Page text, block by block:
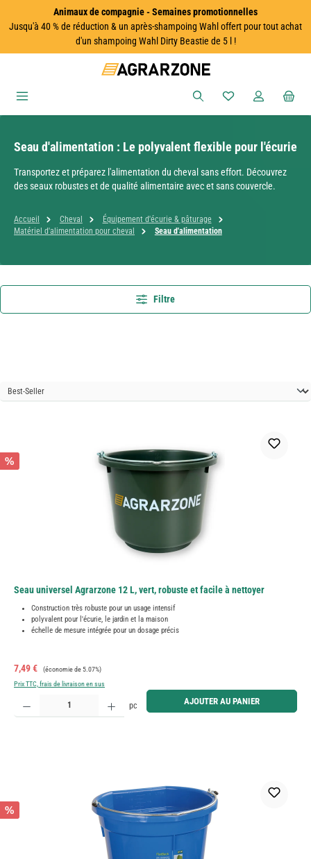
Passer au contenu principalAnimaux de compagnie - Semaines promotionnelles
Jusqu'à 40 % de réduction & un après-shampoing Wahl offert pour tout achat
d'un shampoing Wahl Dirty Beastie de 5 l !
Vous avez 0
Seau d'alimentation : Le polyvalent flexible pour l'écurie
Transportez et préparez l'alimentation du cheval sans effort. Découvrez
des seaux robustes et de qualité alimentaire avec et sans couvercle.
Accueil Cheval
Équipement d'écurie & pâturage
Matériel d'alimentation pour cheval
Seau d'alimentation
Filtre
%
Seau universel Agrarzone 12 L, vert, robuste et facile à nettoyer
Construction très robuste pour un usage intensif
polyvalent pour l'écurie, le jardin et la maison
échelle de mesure intégrée pour un dosage précis
Prix de vente :
7,49 € Prix régulier :
(économie de 5.07%)
Prix TTC, frais de livraison en sus
Quantité de produit : Entrez la quantité souhaitée ou utilisez les boutons pour augmenter ou
pc AJOUTER AU PANIER
%